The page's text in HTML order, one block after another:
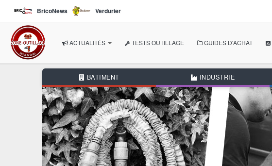
BricoNews Verdurier
ACTUALITÉS
NOS THÉMATIQUES
BÂTIMENT
INDUSTRIE
AUTOMOBILE
BRICOLAGE
TESTS OUTILLAGE GUIDES D'ACHAT
BÂTIMENT INDUSTRIE